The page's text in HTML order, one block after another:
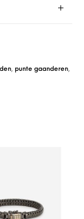
, punte gaanderen,